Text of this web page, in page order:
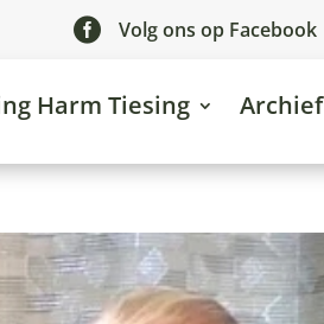
 Volg ons op Facebook
Harm Tiesing Archief